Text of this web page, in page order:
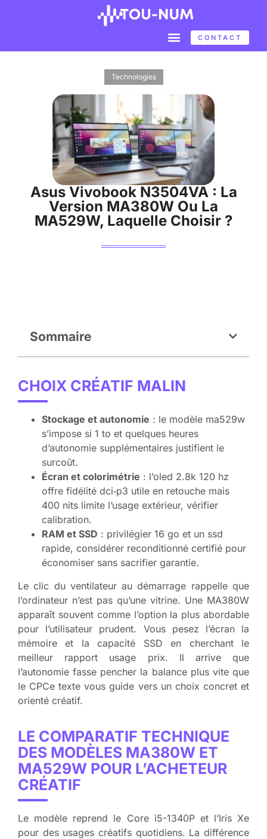
CONTACT
Technologies
Asus Vivobook N3504VA : La
Version MA380W Ou La
MA529W, Laquelle Choisir ?
Sommaire
CHOIX CRÉATIF MALIN
Stockage et autonomie : le modèle ma529w
s’impose si 1 to et quelques heures
d’autonomie supplémentaires justifient le
surcoût.
Écran et colorimétrie : l’oled 2.8k 120 hz
offre fidélité dci‑p3 utile en retouche mais
400 nits limite l’usage extérieur, vérifier
calibration.
RAM et SSD : privilégier 16 go et un ssd
rapide, considérer reconditionné certifié pour
économiser sans sacrifier garantie.
Le clic du ventilateur au démarrage rappelle que
l’ordinateur n’est pas qu’une vitrine. Une MA380W
apparaît souvent comme l’option la plus abordable
pour l’utilisateur prudent. Vous pesez l’écran la
mémoire et la capacité SSD en cherchant le
meilleur rapport usage prix. Il arrive que
l’autonomie fasse pencher la balance plus vite que
le CPCe texte vous guide vers un choix concret et
orienté créatif.
LE COMPARATIF TECHNIQUE
DES MODÈLES MA380W ET
MA529W POUR L’ACHETEUR
CRÉATIF
Le modèle reprend le Core i5-1340P et l’Iris Xe
pour des usages créatifs quotidiens. La différence